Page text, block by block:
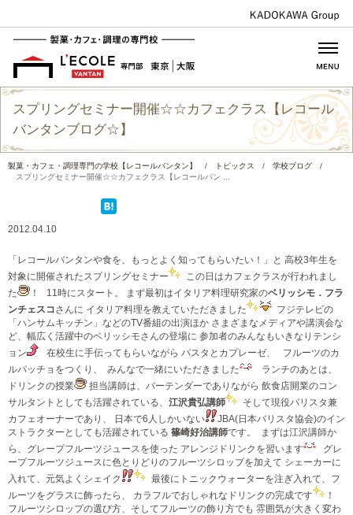
スプリングセミナー開催☆☆カフェクラス【レコール
バンタンブログ☆】
製菓・カフェ・調理専門の学校【レコールバンタン】 / トピックス / 学校ブログ
/
スプリングセミナー開催☆☆カフェクラス【レコールバン ...
2012.04.10
「レコールバンタンや食を、もっとよく知ってもらいたい！」と 高校3年生を
対象に開催されたスプリングセミナー
この日はカフェクラスが行われまし
た
！ 11時にスタート。 まず最初はイタリア料理研究家のベリッシモ．フラ
ンチェスコさんに イタリア料理を教えていただきました
フジテレビの
「ハンサムキッチン」などのTV番組の出演ほか さまざまなメディアや講演会な
ど、幅広く活躍中のベリッシモさんの登場に 参加者のみんなもいきなりテンシ
ョン
在校生に手伝ってもらいながら パスタとカプレーゼ、
フルーツのカ
ルパッチョをつくり、
みんなで一緒にいただきました
ランチのあとは、
ドリンクの授業
担当講師は、バーテンダーでありながら 飲食店開業のコン
サルタントとしても活躍されている、 江沢貴弘講師
そして現役バリスタ兼
カフェオーナーであり、 日本で6人しかいない
JBA(日本バリスタ協会)のイン
ストラクターとしても活躍されている 篠崎好治講師です。
まずは江沢講師か
ら、グレープフルーツジュースを使った アレンジドリンクを習います
グレ
ープフルーツジュースに色とりどりのフルーツシロップを加えて シェーカーに
入れて、元気よくシェイク
最後にトニックウォーターを注ぎ入れて、フ
ルーツをグラスに飾ったら、 カラフルでおしゃれなドリンクの完成です
！
フルーツシロップの選び方、そしてフルーツの飾り方でも 雰囲気が大きく変わ